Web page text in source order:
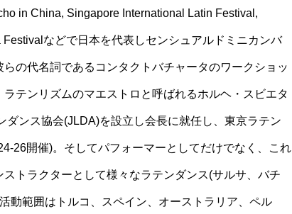
in China, Singapore International Latin Festival,
などで日本を代表しセンシュアルドミニカンバ
の代名詞であるコンタクトバチャータのワークショッ
テンリズムのマエストロと呼ばれるホルヘ・スビエタ
ンス協会(JLDA)を設立し会長に就任し、東京ラテン
26開催)。そしてパフォーマーとしてだけでなく、これ
トラクターとして様々なラテンダンス(サルサ、バチ
動範囲はトルコ、スペイン、オーストラリア、ペル